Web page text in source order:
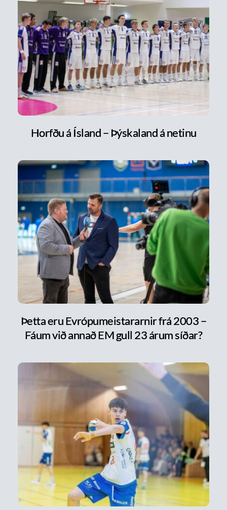
Horfðu á Ísland – Þýskaland á netinu
Þetta eru Evrópumeistararnir frá 2003 –
Fáum við annað EM gull 23 árum síðar?